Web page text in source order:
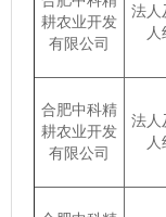
耕农业开发
有限公司
法人
人
合肥中科精
耕农业开发
有限公司
法人
人